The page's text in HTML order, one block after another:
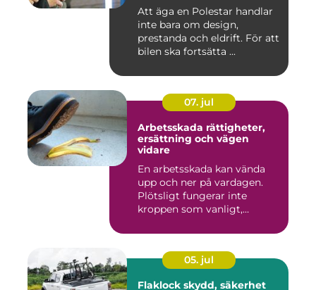
Att äga en Polestar handlar
inte bara om design,
prestanda och eldrift. För att
bilen ska fortsätta ...
07. jul
Arbetsskada rättigheter,
ersättning och vägen
vidare
En arbetsskada kan vända
upp och ner på vardagen.
Plötsligt fungerar inte
kroppen som vanligt,
05. jul
Flaklock skydd, säkerhet